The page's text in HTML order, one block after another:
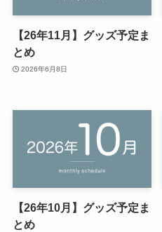
【26年11月】グッズ予定ま
とめ
2026年6月8日
【26年10月】グッズ予定ま
とめ